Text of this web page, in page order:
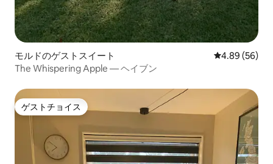
モルドのゲストスイート レビュー56
4.89 (56)
The Whispering Apple — ヘイブン
ゲストチョイス
ゲストチョイス